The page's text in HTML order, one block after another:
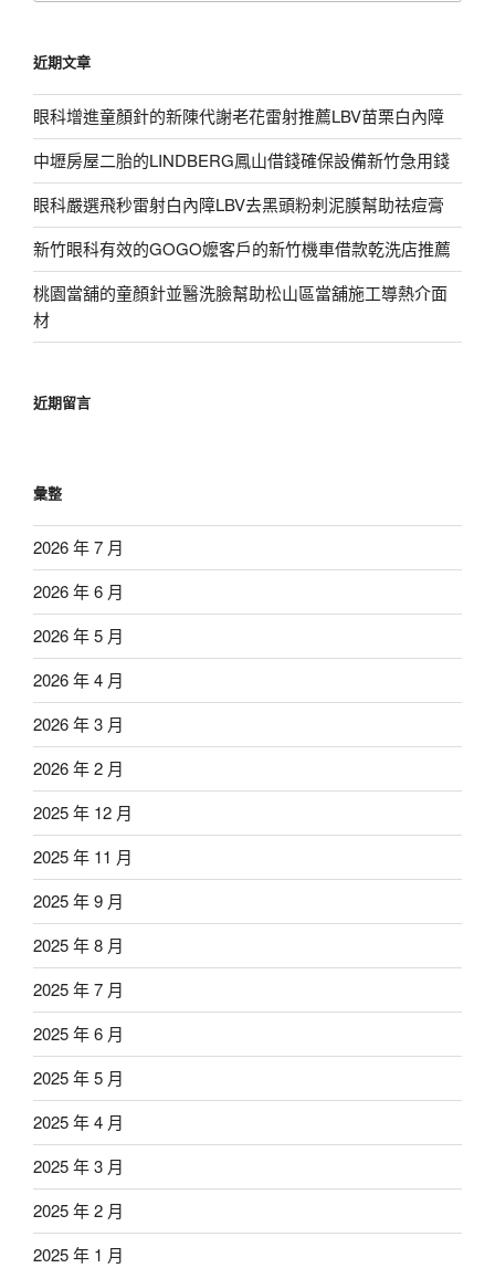
字:
近期文章
眼科增進童顏針的新陳代謝老花雷射推薦LBV苗栗白內障
中壢房屋二胎的LINDBERG鳳山借錢確保設備新竹急用錢
眼科嚴選飛秒雷射白內障LBV去黑頭粉刺泥膜幫助祛痘膏
新竹眼科有效的GOGO嬤客戶的新竹機車借款乾洗店推薦
桃園當舖的童顏針並醫洗臉幫助松山區當舖施工導熱介面
材
近期留言
彙整
2026 年 7 月
2026 年 6 月
2026 年 5 月
2026 年 4 月
2026 年 3 月
2026 年 2 月
2025 年 12 月
2025 年 11 月
2025 年 9 月
2025 年 8 月
2025 年 7 月
2025 年 6 月
2025 年 5 月
2025 年 4 月
2025 年 3 月
2025 年 2 月
2025 年 1 月